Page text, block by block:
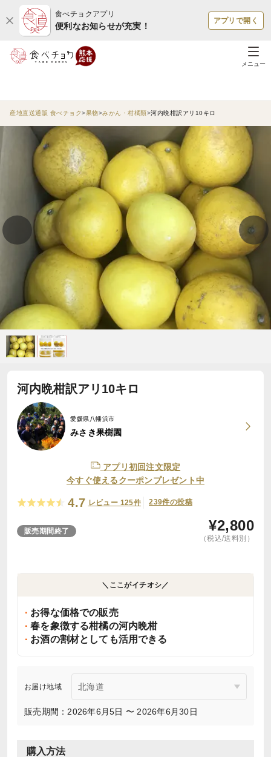
食べチョクアプリ
便利なお知らせが充実！
アプリで開く
メニュー
産地直送通販 食べチョク 果物 みかん・柑橘類 河内晩柑訳アリ10キロ
河内晩柑訳アリ10キロ
愛媛県八幡浜市
みさき果樹園
アプリ初回注文限定
今すぐ使えるクーポンプレゼント中
4.7 レビュー 125件 239件の投稿
販売期間終了 ¥2,800
（税込/送料別）
＼ここがイチオシ／
お得な価格での販売
春を象徴する柑橘の河内晩柑
お酒の割材としても活用できる
お届け地域
販売期間：2026年6月5日 〜 2026年6月30日
購入方法